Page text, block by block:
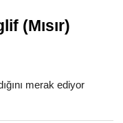
(Mısır)
merak ediyor